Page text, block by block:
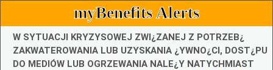
myBenefits Alerts
W SYTUACJI KRYZYSOWEJ ZWI¿ZANEJ Z POTRZEB¿
ZAKWATEROWANIA LUB UZYSKANIA ¿YWNO¿CI, DOST¿PU
DO MEDIÓW LUB OGRZEWANIA NALE¿Y NATYCHMIAST